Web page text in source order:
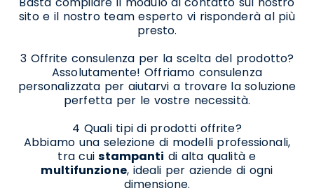
sito e il nostro team esperto vi risponderà al più
presto.
3 Offrite consulenza per la scelta del prodotto?
Assolutamente! Offriamo consulenza
personalizzata per aiutarvi a trovare la soluzione
perfetta per le vostre necessità.
4 Quali tipi di prodotti offrite?
Abbiamo una selezione di modelli professionali,
tra cuistampanti di alta qualità e
multifunzione, ideali per aziende di ogni
dimensione.